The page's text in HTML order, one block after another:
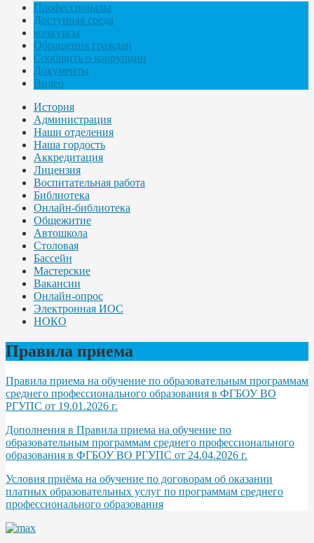
Профессионалы
Доступная среда
конкурсы
Обращения граждан
Сообщить о коррупции
Документы
Видео
История
Администрация
Наши отделения
Наша гордость
Аккредитация
Лицензия
Воспитательная работа
Библиотека
Онлайн-библиотека
Общежитие
Автошкола
Столовая
Бассейн
Мастерские
Вакансии
Онлайн-опрос
Электронная ИОС
НОКО
Правила приема
Правила приема на обучение по образовательным программам
среднего профессионального образования в ФГБОУ ВО
РГУПС от 19.01.2026 г.
Дополнения в Правила приема на обучение по
образовательным программам среднего профессионального
образования в ФГБОУ ВО РГУПС от 24.04.2026 г.
Условия приёма на обучение по договорам об оказании
платных образовательных услуг по программам среднего
профессионального образования